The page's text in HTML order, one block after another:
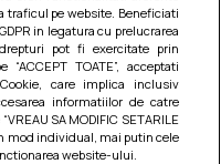
rosu
traficul pe website. Beneficiati
in legatura cu prelucrarea
pot fi exercitate prin
“ACCEPT TOATE”, acceptati
care implica inclusiv
informatiilor de catre
SA MODIFIC SETARILE
mod individual, mai putin cele
website-ului.